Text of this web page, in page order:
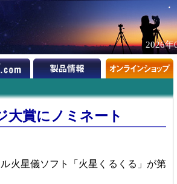
2026年
大賞にノミネート
火星儀ソフト「火星くるくる」が第